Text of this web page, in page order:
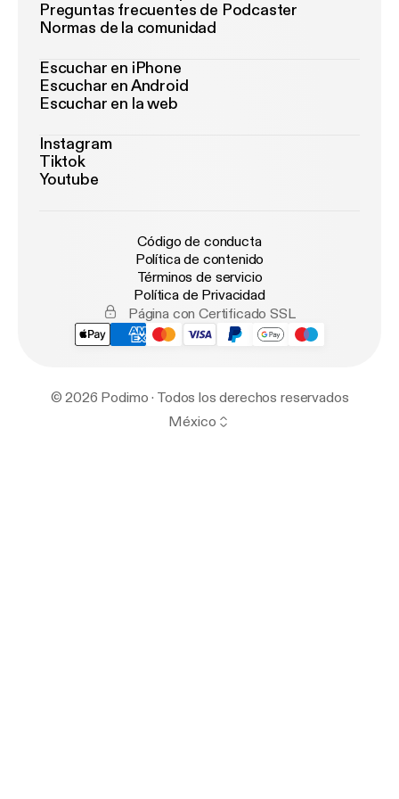
Preguntas frecuentes de Podcaster
Normas de la comunidad
Escuchar en iPhone
Escuchar en Android
Escuchar en la web
Instagram
Tiktok
Youtube
Código de conducta
Política de contenido
Términos de servicio
Política de Privacidad
Página con Certificado SSL
© 2026 Podimo · Todos los derechos reservados
México